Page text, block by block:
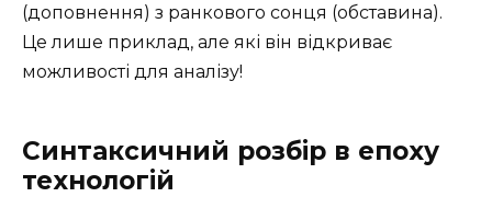
(доповнення) з ранкового сонця (обставина).
Це лише приклад, але які він відкриває
можливості для аналізу!
Синтаксичний розбір в епоху
технологій